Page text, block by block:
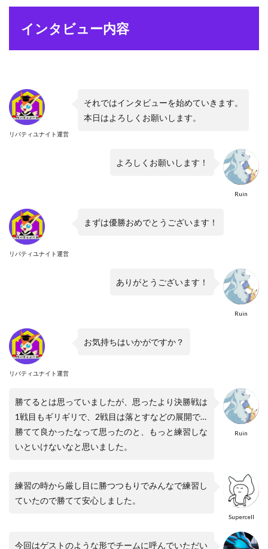
インタビュー内容
リバティユナイト運営
それではインタビューを始めていきます。
本日はよろしくお願いします。
Ruin
よろしくお願いします！
リバティユナイト運営
まずは優勝おめでとうございます！
Ruin
ありがとうございます！
リバティユナイト運営
お気持ちはいかがですか？
Ruin
勝てるとは思っていましたが、思ったより決勝戦は
1戦目もギリギリで、2戦目は落とすなどの展開で…
勝てて良かったなって思ったのと、もっと練習しな
いといけないなと思いました。
Supercell
練習の時から厳し目に勝つつもりでみんなで練習し
ていたので勝てて安心しました。
今回はゲストのような形でチームに呼んでいただい